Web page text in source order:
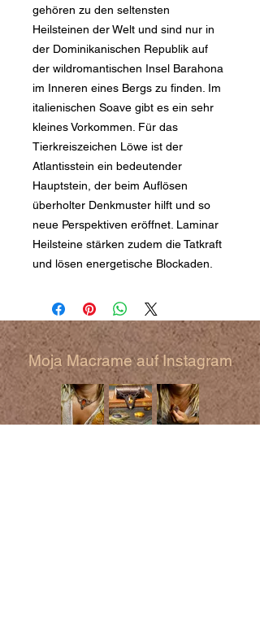
gehören zu den seltensten
Heilsteinen der Welt und sind nur in
der Dominikanischen Republik auf
der wildromantischen Insel Barahona
im Inneren eines Bergs zu finden. Im
italienischen Soave gibt es ein sehr
kleines Vorkommen. Für das
Tierkreiszeichen Löwe ist der
Atlantisstein ein bedeutender
Hauptstein, der beim Auflösen
überholter Denkmuster hilft und so
neue Perspektiven eröffnet. Laminar
Heilsteine stärken zudem die Tatkraft
und lösen energetische Blockaden.
Moja Macrame auf Instagram